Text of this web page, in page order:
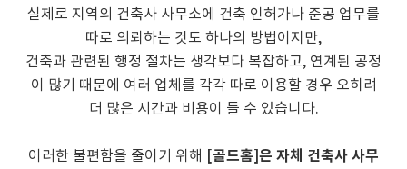
실제로 지역의 건축사 사무소에 건축 인허가나 준공 업무를
따로 의뢰하는 것도 하나의 방법이지만,
건축과 관련된 행정 절차는 생각보다 복잡하고, 연계된 공정
이 많기 때문에 여러 업체를 각각 따로 이용할 경우 오히려
더 많은 시간과 비용이 들 수 있습니다.
이러한 불편함을 줄이기 위해 [골드홈]은 자체 건축사 사무